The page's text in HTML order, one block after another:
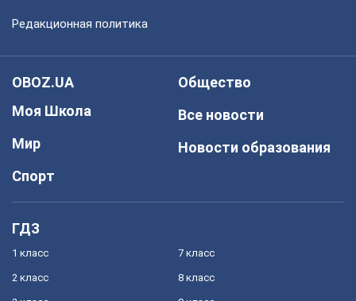
Редакционная политика
OBOZ.UA
Моя Школа
Мир
Спорт
Общество
Все новости
Новости образования
ГДЗ
1 класс
2 класс
7 класс
8 класс